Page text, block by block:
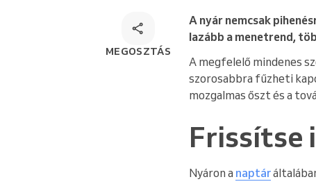
MEGOSZTÁS
A nyár nemcsak
lazább a menetrend,
A megfelelő mindenes
szorosabbra fűzheti
mozgalmas őszt és a
Frissítse
Nyáron a naptár